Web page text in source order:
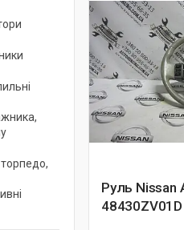
Руль Nissan
48430ZV01D